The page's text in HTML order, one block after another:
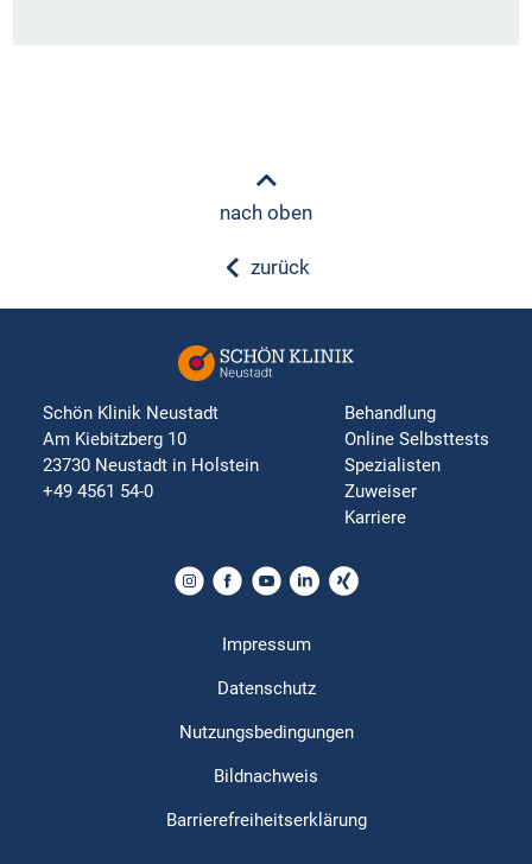
zurück
nach oben
Schön Klinik Neustadt
Am Kiebitzberg 10
23730 Neustadt in Holstein
+49 4561 54-0
Behandlung
Online Selbsttests
Spezialisten
Zuweiser
Karriere
Impressum
Datenschutz
Nutzungsbedingungen
Bildnachweis
Barrierefreiheitserklärung